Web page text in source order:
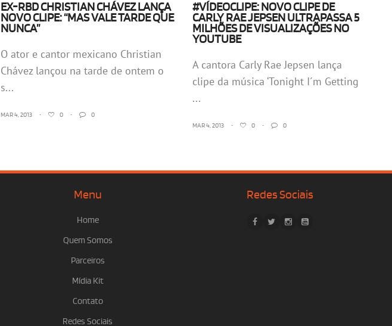
EX-RBD CHRISTIAN CHÁVEZ LANÇA
NOVO CLIPE: “MAS VALE TARDE QUE
NUNCA”
O ator e cantor mexicano Christian
Chávez lançou na tarde de ontem o
s...
MAR 4, 2013 • 0 • 0
#VÍDEOCLIPE: NOVO CLIPE DE
CARLY RAE JEPSEN ULTRAPASSA 5
MILHÕES DE VISUALIZAÇÕES NO
YOUTUBE
A cantora Carly Rae Jepsen lança
clipe da música ‘Tonight I´m Getting
...
MAR 4, 2013 • 0 • 0
Menu
Home
Quem Somos
Parceiros
Mídia Kit
Contato
Redes Sociais
Redes Sociais